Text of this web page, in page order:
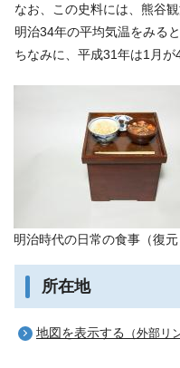
なお、この史料には、熊谷
明治34年の平均気温をみる
ちなみに、平成31年は1月が
明治時代の日常の食事（復元
所在地
地図を表示する （外部リ